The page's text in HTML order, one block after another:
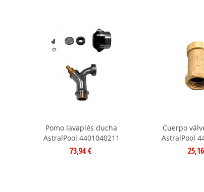
Pomo lavapiés ducha
AstralPool 4401040211
73,94 €
Cuerpo
AstralPool